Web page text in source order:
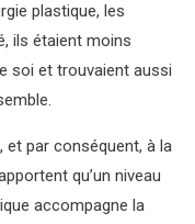
plastique, les
ils étaient moins
soi et trouvaient aussi
et par conséquent, à la
qu’un niveau
accompagne la